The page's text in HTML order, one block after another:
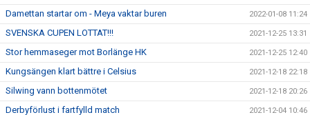
Damettan startar om - Meya vaktar buren 2022-01-08 11:24
SVENSKA CUPEN LOTTAT!!! 2021-12-25 13:31
Stor hemmaseger mot Borlänge HK 2021-12-25 12:40
Kungsängen klart bättre i Celsius 2021-12-18 22:18
Silwing vann bottenmötet 2021-12-18 20:26
Derbyförlust i fartfylld match 2021-12-04 10:46